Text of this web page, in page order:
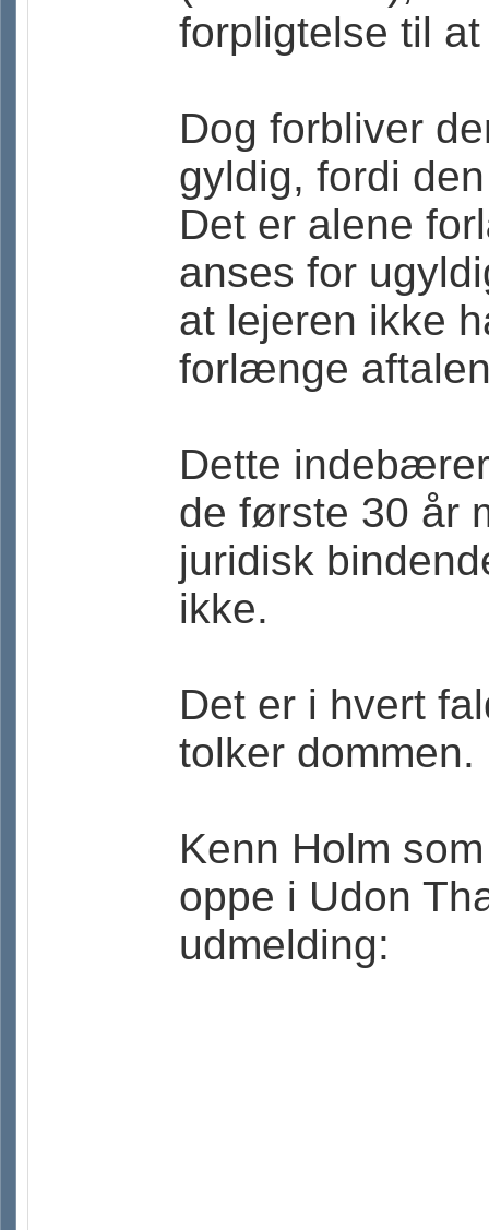
forpligtelse til
Dog forbliver
gyldig, fordi
Det er alene
anses for
at lejeren ikke
forlænge
Dette
de første 30 år
juridisk
ikke.
Det er i hvert
tolker dommen.
Kenn Holm
oppe i Udon
udmelding: